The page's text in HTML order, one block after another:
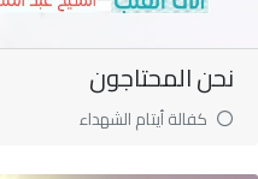
نحن المحتاجون
كفالة أيتام الشهداء